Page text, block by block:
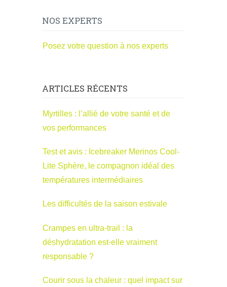
NOS EXPERTS
Posez votre question à nos experts
ARTICLES RÉCENTS
Myrtilles : l’allié de votre santé et de
vos performances
Test et avis : Icebreaker Merinos Cool-
Lite Sphère, le compagnon idéal des
températures intermédiaires
Les difficultés de la saison estivale
Crampes en ultra-trail : la
déshydratation est-elle vraiment
responsable ?
Courir sous la chaleur : quel impact sur